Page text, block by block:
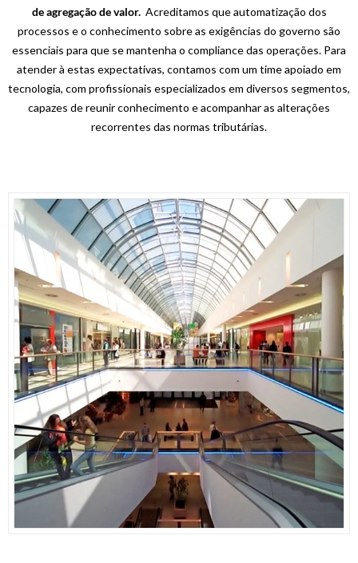
de agregação de valor. Acreditamos que automatização dos
processos e o conhecimento sobre as exigências do governo são
essenciais para que se mantenha o compliance das operações. Para
atender à estas expectativas, contamos com um time apoiado em
tecnologia, com profissionais especializados em diversos segmentos,
capazes de reunir conhecimento e acompanhar as alterações
recorrentes das normas tributárias.